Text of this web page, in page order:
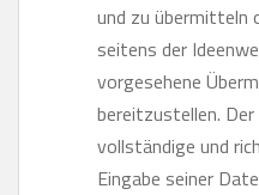
und zu übermitteln
seitens der
vorgesehene
bereitzustellen.
vollständige und
Eingabe seiner